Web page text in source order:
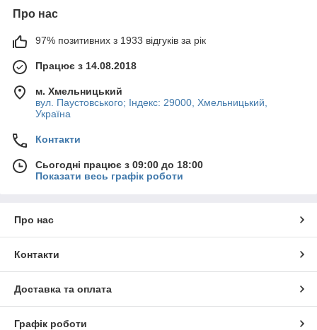
Про нас
97% позитивних з 1933 відгуків за рік
Працює з 14.08.2018
м. Хмельницький
вул. Паустовського; Індекс: 29000, Хмельницький,
Україна
Контакти
Сьогодні працює з 09:00 до 18:00
Показати весь графік роботи
Про нас
Контакти
Доставка та оплата
Графік роботи